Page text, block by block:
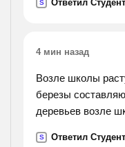
S Ответил Студент
4 мин назад
Возле школы
березы
деревьев возле
S Ответил Студент